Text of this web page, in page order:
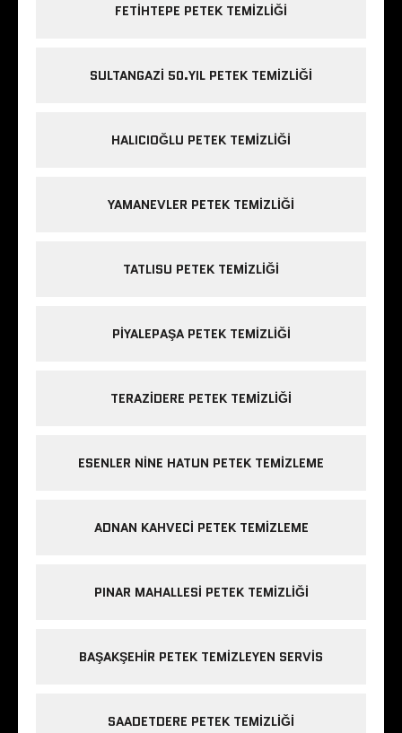
FETIHTEPE PETEK TEMIZLIĞI
SULTANGAZI 50.YIL PETEK TEMIZLIĞI
HALICIOĞLU PETEK TEMIZLIĞI
YAMANEVLER PETEK TEMIZLIĞI
TATLISU PETEK TEMIZLIĞI
PIYALEPAŞA PETEK TEMIZLIĞI
TERAZIDERE PETEK TEMIZLIĞI
ESENLER NINE HATUN PETEK TEMIZLEME
ADNAN KAHVECI PETEK TEMIZLEME
PINAR MAHALLESI PETEK TEMIZLIĞI
BAŞAKŞEHIR PETEK TEMIZLEYEN SERVIS
SAADETDERE PETEK TEMIZLIĞI